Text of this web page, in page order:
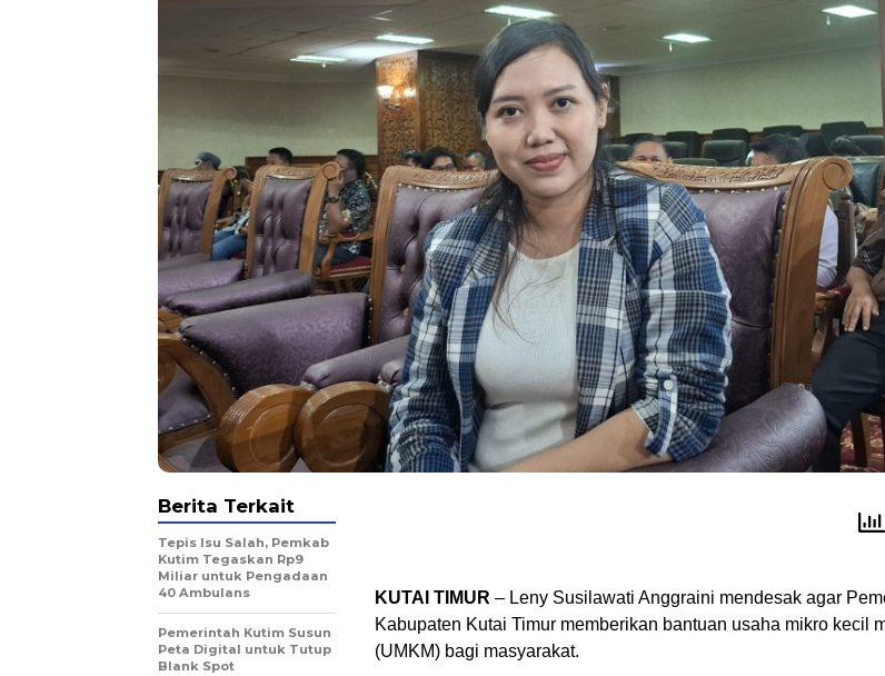
KUTAI TIMUR – Leny Susilawati Anggraini mendesak agar
Kabupaten Kutai Timur memberikan bantuan usaha mikro kecil
(UMKM) bagi masyarakat.
Berita Terkait
Tepis Isu Salah, Pemkab
Kutim Tegaskan Rp9
Miliar untuk Pengadaan
40 Ambulans
Pemerintah Kutim Susun
Peta Digital untuk Tutup
Blank Spot